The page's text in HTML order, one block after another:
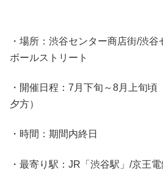
・場所：渋谷センター商店街/渋谷
ボールストリート
・開催日程：7月下旬～8月上旬
夕方）
・時間：期間内終日
・最寄り駅：JR「渋谷駅」/京王電